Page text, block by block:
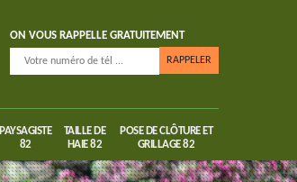
ON VOUS RAPPELLE GRATUITEMENT
PAYSAGISTE
82
TAILLE DE
HAIE 82
POSE DE CLÔTURE ET
GRILLAGE 82